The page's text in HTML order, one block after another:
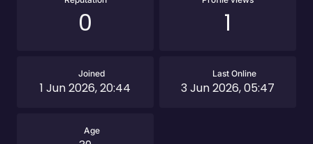
0 1
Joined
1 Jun 2026, 20:44
Last Online
3 Jun 2026, 05:47
Age